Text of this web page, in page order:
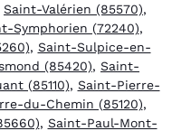
Saint-Valérien (85570),
Symphorien (72240),
, Saint-Sulpice-en-
(85420), Saint-
(85110), Saint-Pierre-
du-Chemin (85120),
, Saint-Paul-Mont-